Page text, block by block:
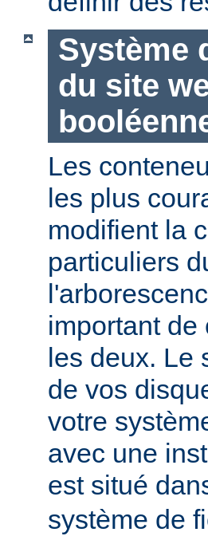
Système
du site
Les
les plus
modifient la
particuliers
important de
les deux. Le
de vos
votre
avec une
est situé
système de